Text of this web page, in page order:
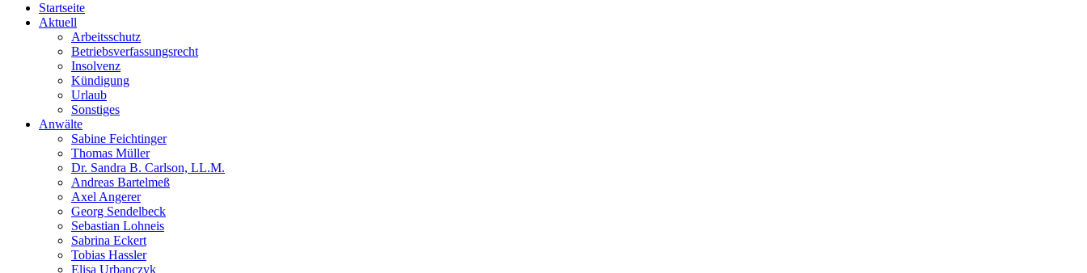
Startseite
Aktuell
Arbeitsschutz
Betriebsverfassungsrecht
Insolvenz
Kündigung
Urlaub
Sonstiges
Anwälte
Sabine Feichtinger
Thomas Müller
Dr. Sandra B. Carlson, LL.M.
Andreas Bartelmeß
Axel Angerer
Georg Sendelbeck
Sebastian Lohneis
Sabrina Eckert
Tobias Hassler
Elisa Urbanczyk